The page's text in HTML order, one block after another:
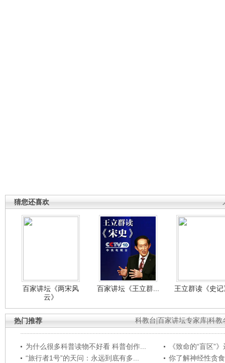
猜您还喜欢
百家讲坛《两宋风
云》
百家讲坛《王立群... 王立群读《史
科教台 百家讲坛专家库 科教
热门推荐
为什么很多科普读物不好看 科普创作...
《致命的“盲区”
“旅行者1号”的天问：永远到底有多...
你了解神经性贪